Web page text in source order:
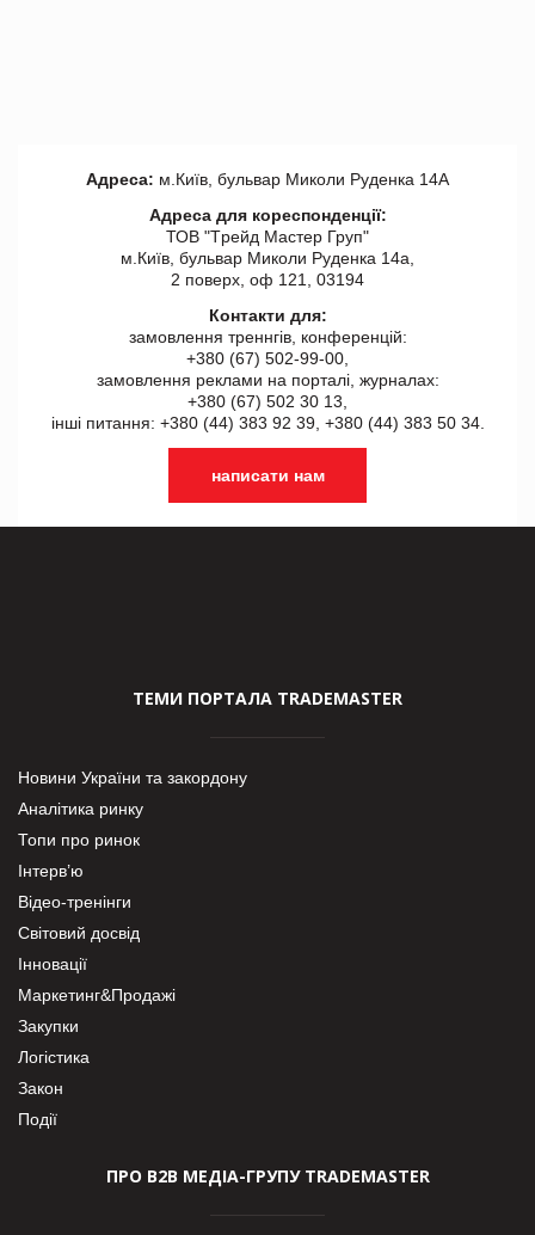
Адреса: м.Київ, бульвар Миколи Руденка 14А
Адреса для кореспонденції:
ТОВ "Tрейд Мастер Груп"
м.Київ, бульвар Миколи Руденка 14а,
2 поверх, оф 121, 03194
Контакти для:
замовлення треннгів, конференцій:
+380 (67) 502-99-00,
замовлення реклами на порталі, журналах:
+380 (67) 502 30 13,
інші питання: +380 (44) 383 92 39, +380 (44) 383 50 34.
написати нам
ТЕМИ ПОРТАЛА TRADEMASTER
Новини України та закордону
Аналітика ринку
Топи про ринок
Інтерв’ю
Відео-тренінги
Світовий досвід
Інновації
Маркетинг&Продажі
Закупки
Логістика
Закон
Події
ПРО В2В МЕДІА-ГРУПУ TRADEMASTER